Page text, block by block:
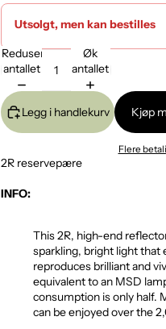
Utsolgt, men kan bestilles
Reduser
antallet
Øk
antallet
Legg i handlekurv
Flere
2R reservepære
INFO:
This 2R, high-end
sparkling, bright light that
reproduces brilliant and
equivalent to an MSD
consumption is only half.
can be enjoyed over the